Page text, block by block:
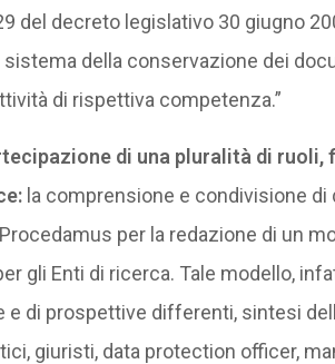
del decreto legislativo 30 giugno
della conservazione dei
di rispettiva competenza.”
di una pluralità di ruoli,
la comprensione e condivisione di
per la redazione di un
gli Enti di ricerca. Tale modello,
di prospettive differenti, sintesi
giuristi, data protection officer,